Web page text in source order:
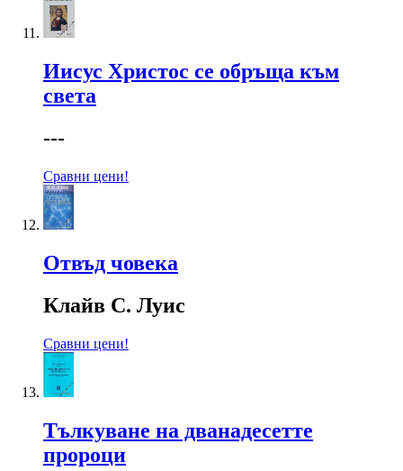
Иисус Христос се обръща към
света
---
Сравни цени!
Отвъд човека
Клайв С. Луис
Сравни цени!
Тълкуване на дванадесетте
пророци